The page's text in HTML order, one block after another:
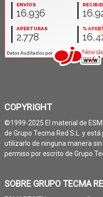
COPYRIGHT
©1999-2025 El material de
de Grupo Tecma Red S.L. y
utilizarlo de ninguna manera
permiso por escrito de Grupo
SOBRE GRUPO TECMA